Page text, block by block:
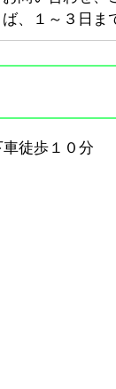
ば、１～３日ま
車徒歩１０分